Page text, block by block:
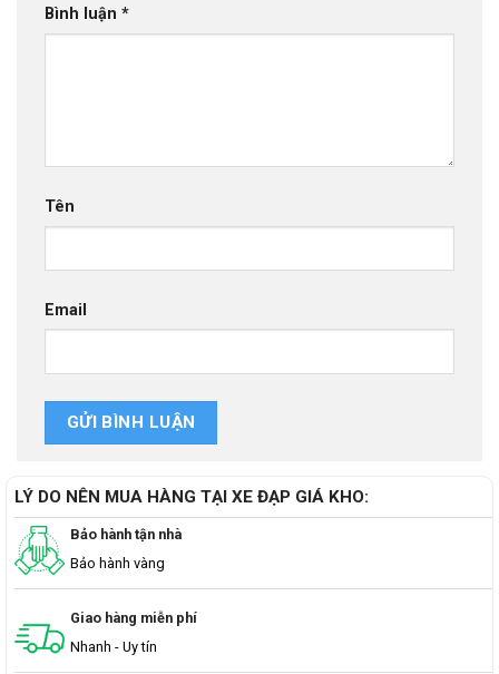
Bình luận *
Tên
Email
LÝ DO NÊN MUA HÀNG TẠI XE ĐẠP GIÁ KHO:
Bảo hành tận nhà
Bảo hành vàng
Giao hàng miễn phí
Nhanh - Uy tín